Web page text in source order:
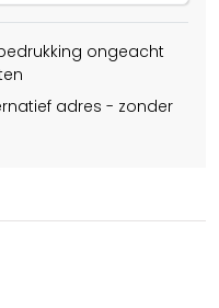
ongeacht
adres - zonder